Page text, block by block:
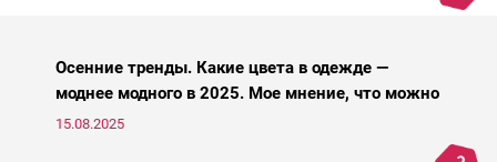
Осенние тренды. Какие цвета в одежде —
моднее модного в 2025. Мое мнение, что можно
носить, а что нет
15.08.2025